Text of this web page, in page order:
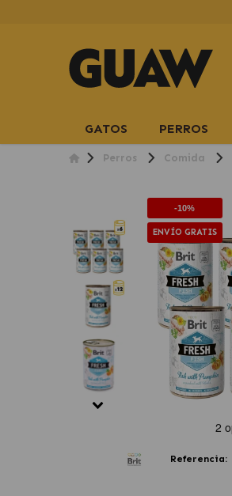
GATOS PERROS
Perros Comida
-10%
ENVÍO GRATIS
Referencia: